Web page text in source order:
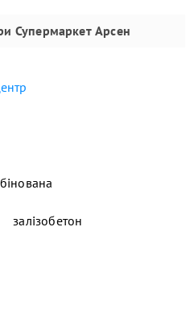
Супермаркет Арсен
залізобетон